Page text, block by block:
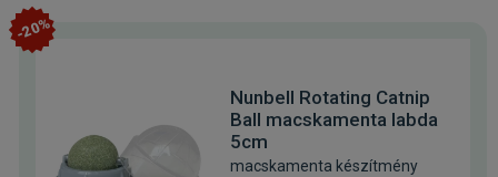
-20%
Nunbell Rotating Catnip
Ball macskamenta labda
5cm
macskamenta készítmény